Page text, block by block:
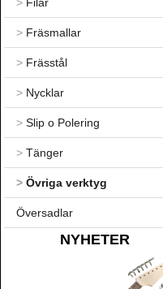
> Fräsmallar
> Frässtål
> Nycklar
> Slip o Polering
> Tänger
> Övriga verktyg
Översadlar
NYHETER